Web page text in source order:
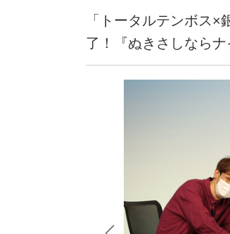
「トータルテンボス
了！『ぬきさしなら